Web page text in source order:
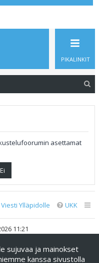
PIKALINKIT
asettamat
UKK
Viesti Ylläpidolle
11:21
® Forum Software ©
sujuvaa ja mainokset
kanssa sivustolla